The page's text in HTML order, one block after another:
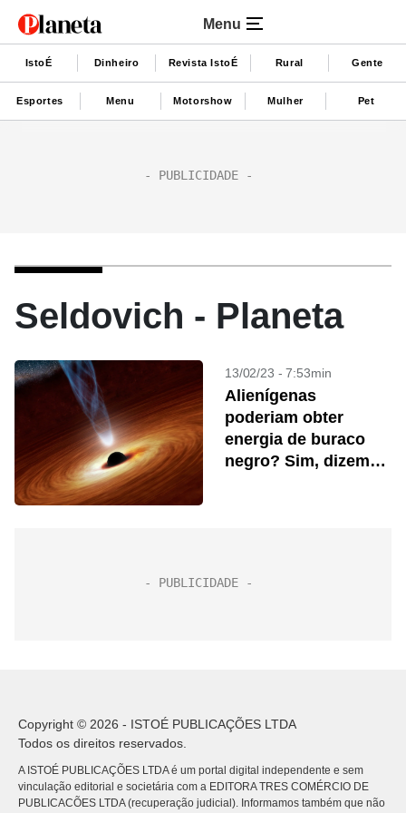
Menu
IstoÉ Dinheiro Revista IstoÉ Rural Gente
Esportes Menu Motorshow Mulher Pet
Seldovich - Planeta
13/02/23 - 7:53min
Alienígenas
poderiam obter
energia de buraco
negro? Sim, dizem
Copyright © 2026 - ISTOÉ PUBLICAÇÕES LTDA
Todos os direitos reservados.
A ISTOÉ PUBLICAÇÕES LTDA é um portal digital independente e sem
vinculação editorial e societária com a EDITORA TRES COMÉRCIO DE
PUBLICACÕES LTDA (recuperação judicial). Informamos também que não